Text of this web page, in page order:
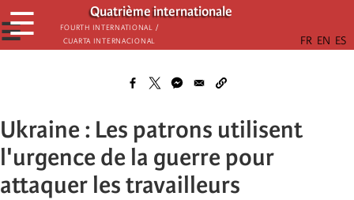
Skip
to
main
Quatrième internationale
Fourth International /
Cuarta Internacional
☰
☰
Ukraine : Les patrons utilisent
l'urgence de la guerre pour
attaquer les travailleurs